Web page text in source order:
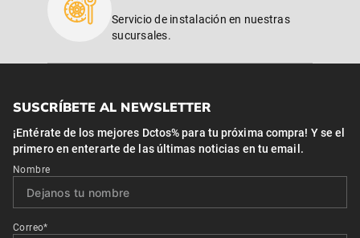
Servicio de instalación en nuestras
sucursales.
SUSCRÍBETE AL NEWSLETTER
¡Entérate de los mejores Dctos% para tu próxima compra! Y se el
primero en enterarte de las últimas noticias en tu email.
Nombre
Correo*